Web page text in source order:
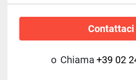
Contattaci
o Chiama +39 02